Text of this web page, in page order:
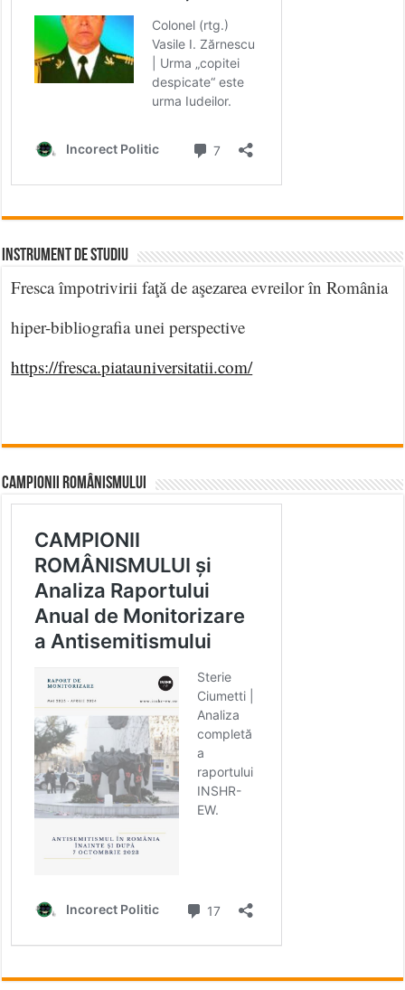
INSTRUMENT DE STUDIU
Fresca împotrivirii faţă de aşezarea evreilor în România
hiper-bibliografia unei perspective
https://fresca.piatauniversitatii.com/
CAMPIONII ROMÂNISMULUI